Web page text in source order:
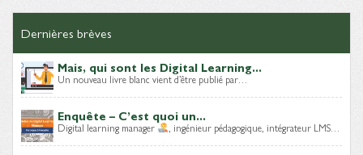
Dernières brèves
Mais, qui sont les Digital Learning...
Un nouveau livre blanc vient d’être publié par…
Enquête – C’est quoi un...
Digital learning manager , ingénieur pédagogique, intégrateur LMS…